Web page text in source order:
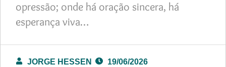
opressão; onde há oração sincera, há
esperança viva…
JORGE HESSEN 19/06/2026